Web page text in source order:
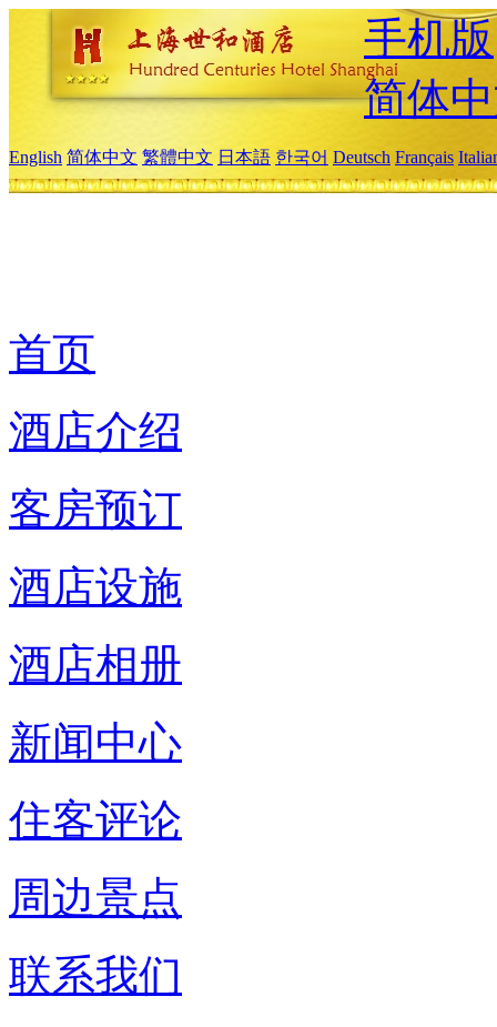
手机版
简体
English 简体中文 繁體中文 日本語 한국어 Deutsch Français
首页
酒店介绍
客房预订
酒店设施
酒店相册
新闻中心
住客评论
周边景点
联系我们